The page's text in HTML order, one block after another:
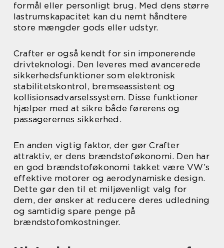
formål eller personligt brug. Med dens større
lastrumskapacitet kan du nemt håndtere
store mængder gods eller udstyr.
Crafter er også kendt for sin imponerende
drivteknologi. Den leveres med avancerede
sikkerhedsfunktioner som elektronisk
stabilitetskontrol, bremseassistent og
kollisionsadvarselssystem. Disse funktioner
hjælper med at sikre både førerens og
passagerernes sikkerhed.
En anden vigtig faktor, der gør Crafter
attraktiv, er dens brændstoføkonomi. Den har
en god brændstoføkonomi takket være VW’s
effektive motorer og aerodynamiske design.
Dette gør den til et miljøvenligt valg for
dem, der ønsker at reducere deres udledning
og samtidig spare penge på
brændstofomkostninger.